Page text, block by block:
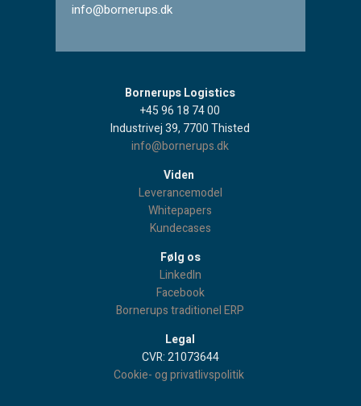
info@bornerups.dk
Bornerups Logistics
+45 96 18 74 00
Industrivej 39, 7700 Thisted
info@bornerups.dk
Viden
Leverancemodel
Whitepapers
Kundecases
Følg os
LinkedIn
Facebook
Bornerups traditionel ERP
Legal
CVR: 21073644
Cookie- og privatlivspolitik